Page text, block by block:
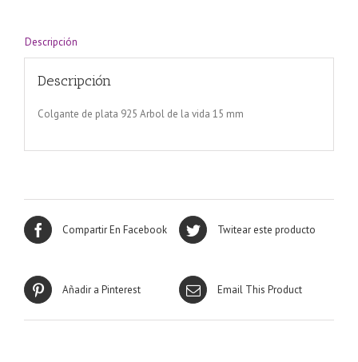
Descripción
Descripción
Colgante de plata 925 Arbol de la vida 15 mm
Compartir En Facebook Twitear este producto
Añadir a Pinterest Email This Product